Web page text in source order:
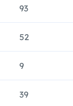
93
52
9
39